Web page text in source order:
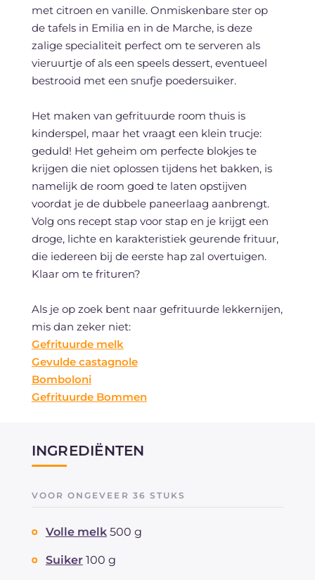
met citroen en vanille. Onmiskenbare ster op
de tafels in Emilia en in de Marche, is deze
zalige specialiteit perfect om te serveren als
vieruurtje of als een speels dessert, eventueel
bestrooid met een snufje poedersuiker.
Het maken van gefrituurde room thuis is
kinderspel, maar het vraagt een klein trucje:
geduld! Het geheim om perfecte blokjes te
krijgen die niet oplossen tijdens het bakken, is
namelijk de room goed te laten opstijven
voordat je de dubbele paneerlaag aanbrengt.
Volg ons recept stap voor stap en je krijgt een
droge, lichte en karakteristiek geurende frituur,
die iedereen bij de eerste hap zal overtuigen.
Klaar om te frituren?
Als je op zoek bent naar gefrituurde lekkernijen,
mis dan zeker niet:
Gefrituurde melk
Gevulde castagnole
Bomboloni
Gefrituurde Bommen
INGREDIËNTEN
VOOR ONGEVEER 36 STUKS
Volle melk 500 g
Suiker 100 g